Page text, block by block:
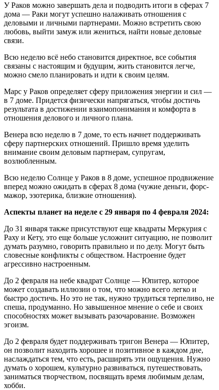
У Раков можно завершать дела и подводить итоги в сферах 7
дома — Раки могут успешно налаживать отношения с
деловыми и личными партнерами. Можно встретить свою
любовь, выйти замуж или жениться, найти новые деловые
связи.
Всю неделю всё небо становится директное, все события
связаны с настоящим и будущим, жить становится легче,
можно смело планировать и идти к своим целям.
Марс у Раков определяет сферу приложения энергии и сил —
в 7 доме. Придется физически напрягаться, чтобы достичь
результата в достижении взаимопонимания и комфорта в
отношения делового и личного плана.
Венера всю неделю в 7 доме, то есть начнет поддерживать
сферу партнерских отношений. Пришло время уделить
внимание своим деловым партнерам, супругам,
возлюбленным.
Всю неделю Солнце у Раков в 8 доме, успешное продвижение
вперед можно ожидать в сферах 8 дома (чужие деньги, форс-
мажор, эзотерика, близкие отношения).
Аспекты планет на неделе с 29 января по 4 февраля 2024:
До 31 января также присутствуют еще квадраты Меркурия с
Раху и Кету, это еще больше усложнит ситуацию, не позволит
думать разумно, говорить правильно и по делу. Могут быть
словесные конфликты с обществом. Настроение будет
агрессивно настроенным.
До 2 февраля на небе квадрат Солнце — Юпитер, которое
может создавать иллюзии о том, что можно всего легко и
быстро достичь. Но это не так, нужно трудиться терпеливо, не
спеша, продуманно. Но завышенное мнение о себе и своих
способностях может вызывать разочарование. Возможен
эгоизм.
До 2 февраля будет поддерживать тригон Венера — Юпитер,
он позволит находить хорошее и позитивное в каждом дне,
наслаждаться тем, что есть, расширять эти ощущения. Нужно
думать о хорошем, культурно развиваться, путешествовать,
заниматься творчеством, посвящать время любимым делам,
хобби.